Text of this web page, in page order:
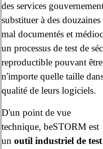
des services
substituer à des
mal documentés et
un processus de test de
reproductible pouvant
n'importe quelle taille
qualité de leurs logiciels.
D'un point de vue
technique, beSTORM est
un outil industriel de test